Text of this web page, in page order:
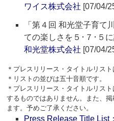
ワイス株式会社 [07/04/
「第４回 和光堂子育て
ての楽しさを５･７･５に
和光堂株式会社 [07/04/
＊プレスリリース・タイトルリスト
＊リストの並びは五十音順です。
＊プレスリリース・タイトルリス
するものではありません。また、
ます。予めご了承ください。
Press Release Title List